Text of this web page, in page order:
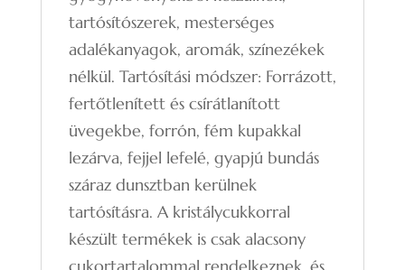
tartósítószerek, mesterséges
adalékanyagok, aromák, színezékek
nélkül. Tartósítási módszer: Forrázott,
fertőtlenített és csírátlanított
üvegekbe, forrón, fém kupakkal
lezárva, fejjel lefelé, gyapjú bundás
száraz dunsztban kerülnek
tartósításra. A kristálycukkorral
készült termékek is csak alacsony
cukortartalommal rendelkeznek, és